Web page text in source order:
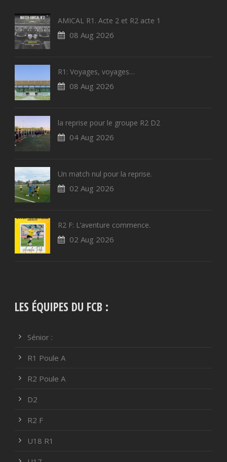
AMICAL R1. Acte 2 et R2 acte 1
08 Aug 2026
R1: Voyages, voyages…
08 Aug 2026
la reprise pour le groupe R2 D2
04 Aug 2026
Un match nul pour la reprise.
02 Aug 2026
R2 F: L’aventure commence.
02 Aug 2026
LES ÉQUIPES DU FCB :
Sénior :
R1 Poule A
R2 Poule A
D2
R2 F
U18 R1